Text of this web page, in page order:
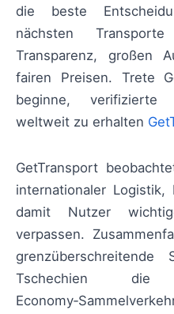
die beste
nächsten
Transparenz, großen
fairen Preisen. Trete
beginne, verifizierte
weltweit zu erhalten
GetTransport
internationaler Logistik,
damit Nutzer
verpassen.
grenzüberschreitende
Tschechien die